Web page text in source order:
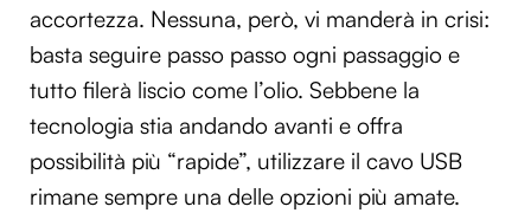
accortezza. Nessuna, però, vi manderà in crisi:
basta seguire passo passo ogni passaggio e
tutto filerà liscio come l’olio. Sebbene la
tecnologia stia andando avanti e offra
possibilità più “rapide”, utilizzare il cavo USB
rimane sempre una delle opzioni più amate.